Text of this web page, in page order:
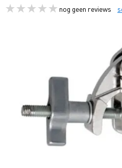
nog geen reviews